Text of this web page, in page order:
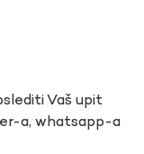
Vaš upit
a, whatsapp-a